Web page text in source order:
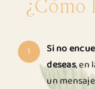
Sobre mi
Servicios
Galería –
1
Si no
deseas, en
un